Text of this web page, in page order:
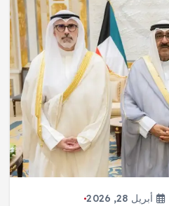
أبريل 28, 2026